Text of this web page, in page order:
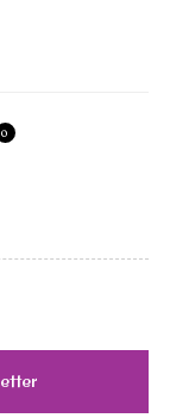
0